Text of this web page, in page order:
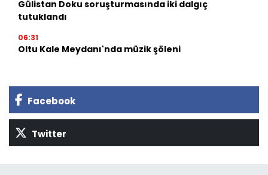
Gülistan Doku soruşturmasında iki dalgıç
tutuklandı
06:31
Oltu Kale Meydanı'nda müzik şöleni
Facebook
Twitter